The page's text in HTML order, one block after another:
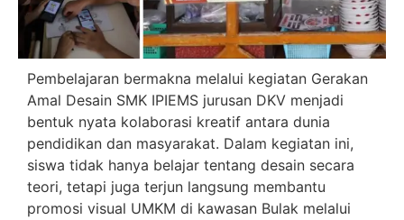
Pembelajaran bermakna melalui kegiatan Gerakan
Amal Desain SMK IPIEMS jurusan DKV menjadi
bentuk nyata kolaborasi kreatif antara dunia
pendidikan dan masyarakat. Dalam kegiatan ini,
siswa tidak hanya belajar tentang desain secara
teori, tetapi juga terjun langsung membantu
promosi visual UMKM di kawasan Bulak melalui